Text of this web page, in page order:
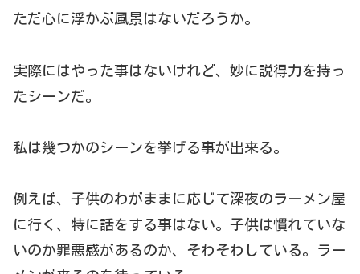
ただ心に浮かぶ風景はないだろうか。
実際にはやった事はないけれど、妙に説得力を持っ
たシーンだ。
私は幾つかのシーンを挙げる事が出来る。
例えば、子供のわがままに応じて深夜のラーメン屋
に行く、特に話をする事はない。子供は慣れていな
いのか罪悪感があるのか、そわそわしている。ラー